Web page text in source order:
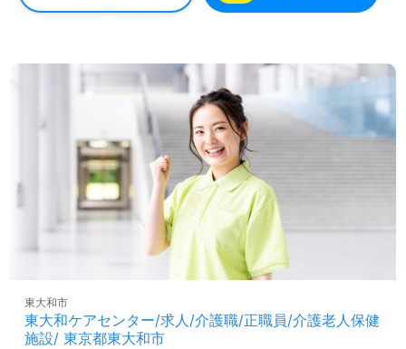
職を目指される方も幅広く募集します。手厚いOJT/各種研
い、介護職でお役に立ちたい』『小規模でアットホームな
職場で働きたい』『転職で施設形態や環境を変えて働きた
い』等の方も大歓迎です。募集詳細等、担当コンサルタン
トよりご案内します。お問い合わせも遠慮なくお願いしま
医療/福祉業界の正社員/パート求人探しは【ウィルオブ介
護】＊求人情報収集、将来的に検討の方も遠慮なく＊
LINE、メール、お電話などご希望に応じてお問い合わせ/ご
相談可能です。転職相談、求人紹介、年収交渉など完全無
料サービスをご利用いただけます。＜非公開求人も取扱い
あり！＞"転職支援"のプロと一緒に転職活動！お問い合わ
東大和ケアセンター/求人/介護職/正職員/介護老人保健
施設/ 東京都東大和市
東大和市